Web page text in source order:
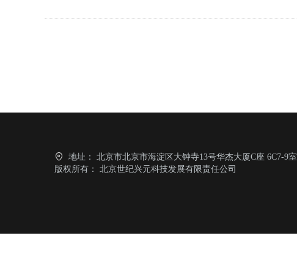
地址： 北京市北京市海淀区大钟寺13号华杰大厦C座 6C7-9室
版权所有：
北京世纪兴元科技发展有限责任公司